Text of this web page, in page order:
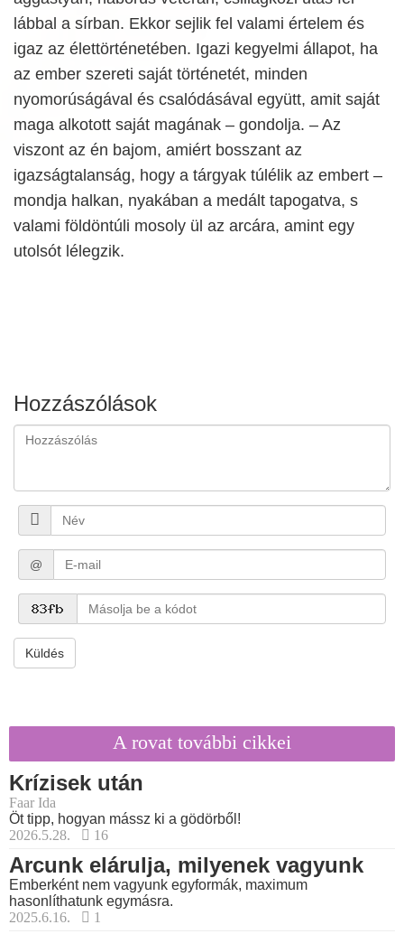
lábbal a sírban. Ekkor sejlik fel valami értelem és
igaz az élettörténetében. Igazi kegyelmi állapot, ha
az ember szereti saját történetét, minden
nyomorúságával és csalódásával együtt, amit saját
maga alkotott saját magának – gondolja. – Az
viszont az én bajom, amiért bosszant az
igazságtalanság, hogy a tárgyak túlélik az embert –
mondja halkan, nyakában a medált tapogatva, s
valami földöntúli mosoly ül az arcára, amint egy
utolsót lélegzik.
Hozzászólások
@
Küldés
A rovat további cikkei
Krízisek után
Faar Ida
Öt tipp, hogyan mássz ki a gödörből!
2026.5.28.
16
Arcunk elárulja, milyenek vagyunk
Emberként nem vagyunk egyformák, maximum
hasonlíthatunk egymásra.
2025.6.16.
1